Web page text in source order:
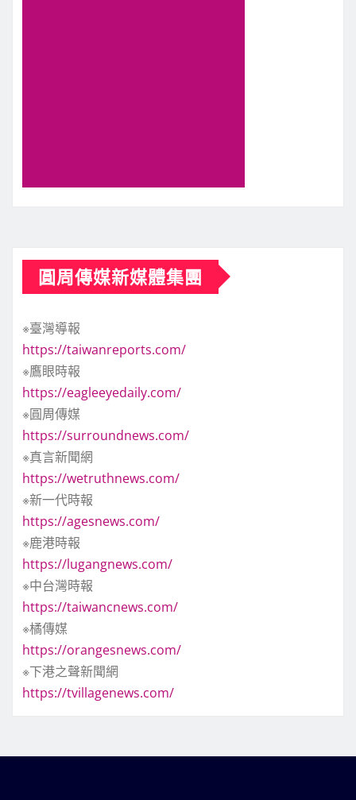
圓周傳媒新媒體集團
※臺灣導報
https://taiwanreports.com/
※鷹眼時報
https://eagleeyedaily.com/
※圓周傳媒
https://surroundnews.com/
※真言新聞網
https://wetruthnews.com/
※新一代時報
https://agesnews.com/
※鹿港時報
https://lugangnews.com/
※中台灣時報
https://taiwancnews.com/
※橘傳媒
https://orangesnews.com/
※下港之聲新聞網
https://tvillagenews.com/